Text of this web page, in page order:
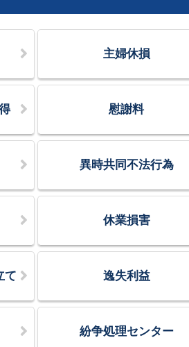
主婦休損
慰謝料
異時共同不法行為
休業損害
て 逸失利益
紛争処理センター